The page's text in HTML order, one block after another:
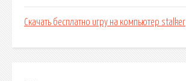
Скачать бесплатно игру на компьютер stalker